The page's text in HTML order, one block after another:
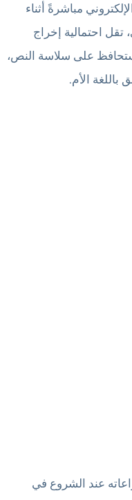
مباشرةً أثناء
احتمالية إخراج
على سلاسة النص،
باللغة الأم.
عند الشروع في